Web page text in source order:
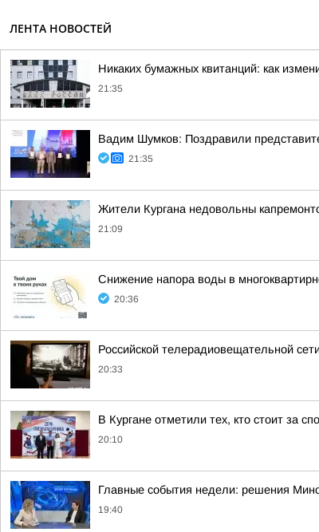
ЛЕНТА НОВОСТЕЙ
Никаких бумажных квитанций: как
21:35
Вадим Шумков: Поздравили
21:35
Жители Кургана недовольны
21:09
Снижение напора воды в
20:36
Российской телерадиовещательной
20:33
В Кургане отметили тех, кто стоит за
20:10
Главные события недели: решения
19:40